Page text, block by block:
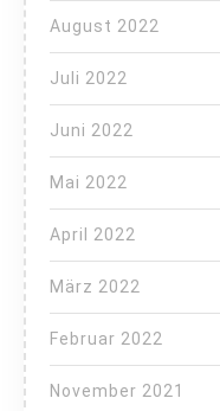
August 2022
Juli 2022
Juni 2022
Mai 2022
April 2022
März 2022
Februar 2022
November 2021